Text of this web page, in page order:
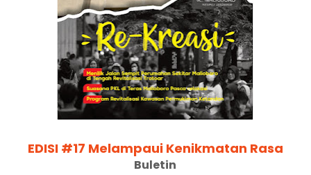
EDISI #17 Melampaui Kenikmatan Rasa
Buletin